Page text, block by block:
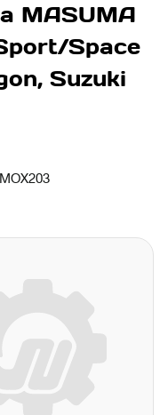
MASUMA
Space
Suzuki
MOX203